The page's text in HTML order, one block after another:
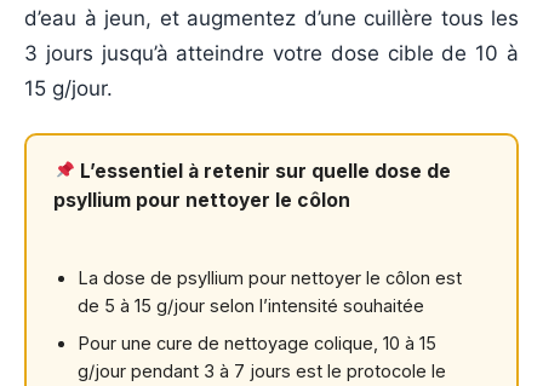
d’eau à jeun, et augmentez d’une cuillère tous les
3 jours jusqu’à atteindre votre dose cible de 10 à
15 g/jour.
L’essentiel à retenir sur quelle dose de
psyllium pour nettoyer le côlon
La dose de psyllium pour nettoyer le côlon est
de 5 à 15 g/jour selon l’intensité souhaitée
Pour une cure de nettoyage colique, 10 à 15
g/jour pendant 3 à 7 jours est le protocole le